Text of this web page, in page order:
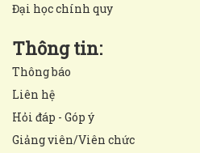
Đại học chính quy
Thông tin:
Thông báo
Liên hệ
Hỏi đáp - Góp ý
Giảng viên/Viên chức